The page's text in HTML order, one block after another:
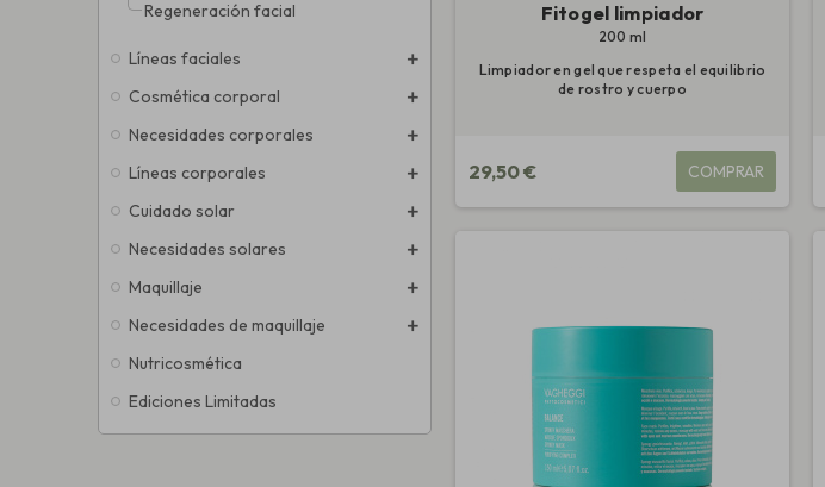
Regeneración facial
Líneas faciales
Cosmética corporal
Necesidades corporales
Líneas corporales
Cuidado solar
Necesidades solares
Maquillaje
Necesidades de maquillaje
Nutricosmética
Ediciones Limitadas
Fitogel limpiador
200 ml
Limpiador en gel que respeta el equilibrio
de rostro y cuerpo
29,50 € COMPRAR